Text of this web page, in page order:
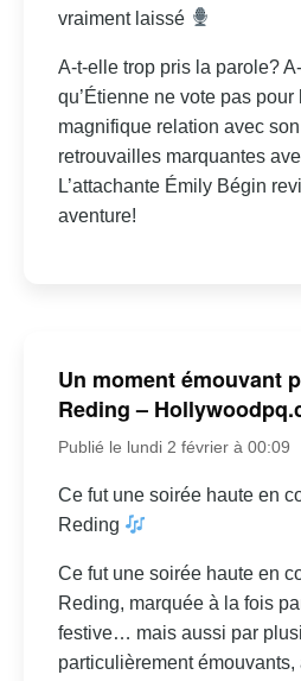
vraiment laissé
A-t-elle trop pris la parole?
qu’Étienne ne vote pas pour
magnifique relation avec
retrouvailles marquantes
L’attachante Émily Bégin
aventure!
Un moment émouvant
Reding –
Publié le lundi 2 février à 00:09
Ce fut une soirée haute en
Reding
Ce fut une soirée haute en
Reding, marquée à la fois
festive… mais aussi par
particulièrement